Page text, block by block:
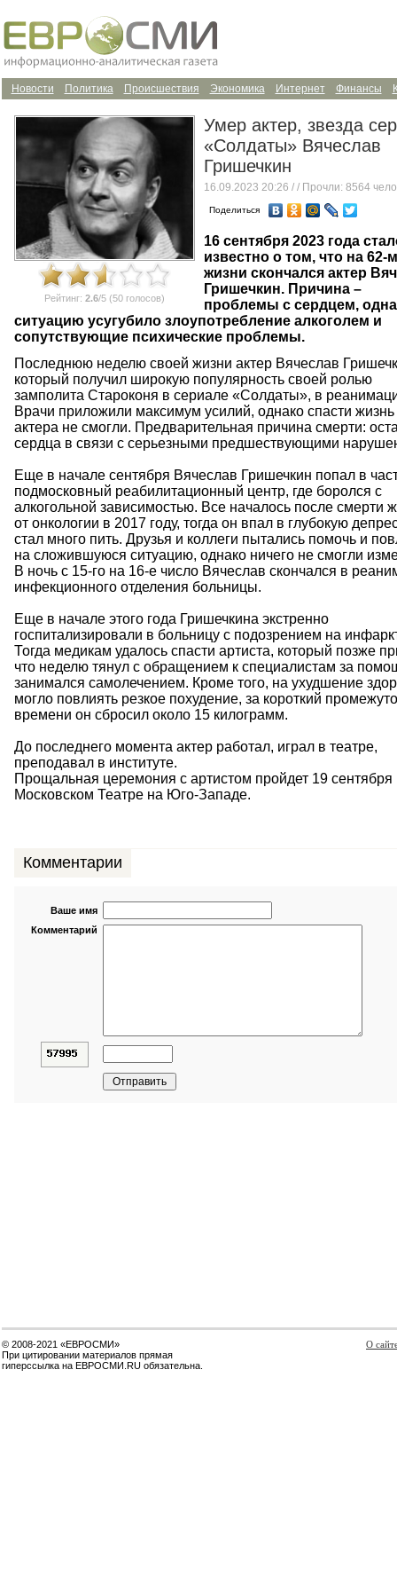
Финансы
Интернет
Экономика
Происшествия
Политика
Новости
Рейтинг: 2.6/5 (50 голосов)
Умер актер, звезда
«Солдаты» Вячеслав
Гришечкин
16.09.2023 20:26 / / Прочли: 8564
Поделиться
16 сентября 2023 года
известно о том, что на 62-
жизни скончался актер
Гришечкин. Причина –
проблемы с сердцем,
ситуацию усугубило злоупотребление алкоголем и
сопутствующие психические проблемы.
Последнюю неделю своей жизни актер Вячеслав
который получил широкую популярность своей ролью
замполита Староконя в сериале «Солдаты», в
Врачи приложили максимум усилий, однако спасти жизнь
актера не смогли. Предварительная причина смерти:
сердца в связи с серьезными предшествующими
Еще в начале сентября Вячеслав Гришечкин попал в
подмосковный реабилитационный центр, где боролся с
алкогольной зависимостью. Все началось после смерти
от онкологии в 2017 году, тогда он впал в глубокую
стал много пить. Друзья и коллеги пытались помочь и
на сложившуюся ситуацию, однако ничего не смогли
В ночь с 15-го на 16-е число Вячеслав скончался в
инфекционного отделения больницы.
Еще в начале этого года Гришечкина экстренно
госпитализировали в больницу с подозрением на
Тогда медикам удалось спасти артиста, который позже
что неделю тянул с обращением к специалистам за
занимался самолечением. Кроме того, на ухудшение
могло повлиять резкое похудение, за короткий
времени он сбросил около 15 килограмм.
До последнего момента актер работал, играл в театре,
преподавал в институте.
Прощальная церемония с артистом пройдет 19 сентября
Московском Театре на Юго-Западе.
Комментарии
Ваше имя
Комментарий
© 2008-2021 «ЕВРОСМИ»
При цитировании материалов прямая
гиперссылка на ЕВРОСМИ.RU обязательна.
О